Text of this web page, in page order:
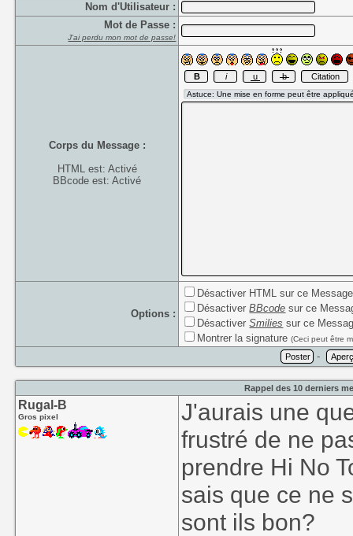
Nom d'Utilisateur :
Mot de Passe :
J'ai perdu mon mot de passe!
Corps du Message :
HTML est: Activé
BBcode est: Activé
Options :
Désactiver HTML sur ce Message
DésactiverBBcode sur ce
DésactiverSmilies sur ce
Montrer la signature(Ceci peut être
-
Rappel des 10 derniers
Rugal-B
Gros pixel
J'aurais une
frustré de ne
prendre Hi No
sais que ce ne
sont ils bon?